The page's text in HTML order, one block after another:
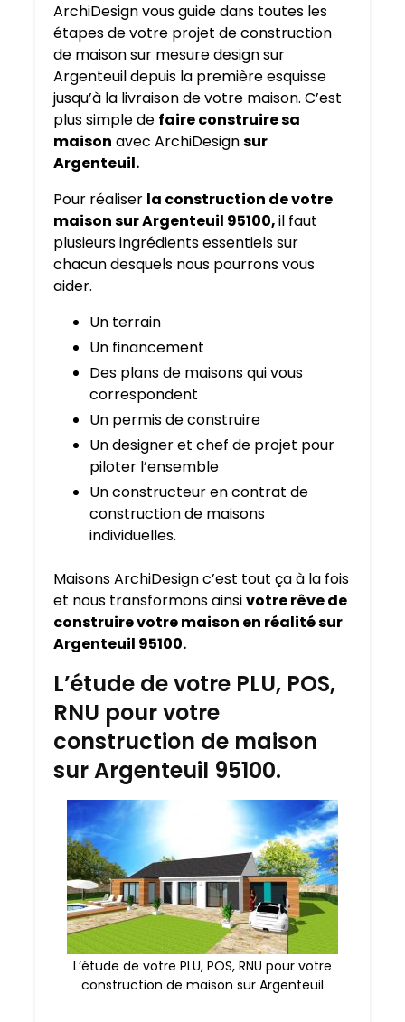
ArchiDesign vous guide dans toutes les
étapes de votre projet de construction
de maison sur mesure design sur
Argenteuil depuis la première esquisse
jusqu’à la livraison de votre maison. C’est
plus simple de faire construire sa
maison avec ArchiDesignsur
Argenteuil.
Pour réaliser la construction de votre
maison sur Argenteuil 95100,il faut
plusieurs ingrédients essentiels sur
chacun desquels nous pourrons vous
aider.
Un terrain
Un financement
Des plans de maisons qui vous
correspondent
Un permis de construire
Un designer et chef de projet pour
piloter l’ensemble
Un constructeur en contrat de
construction de maisons
individuelles.
Maisons ArchiDesign c’est tout ça à la fois
et nous transformons ainsivotre rêve de
construire votre maison en réalité sur
Argenteuil 95100.
L’étude de votre PLU, POS,
RNU pour votre
construction de maison
sur Argenteuil 95100.
L’étude de votre PLU, POS, RNU pour votre
construction de maison sur Argenteuil